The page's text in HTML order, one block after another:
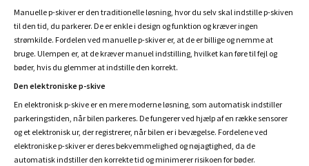
Manuelle p-skiver er den traditionelle løsning, hvor du selv skal indstille p-skiven
til den tid, du parkerer. De er enkle i design og funktion og kræver ingen
strømkilde. Fordelen ved manuelle p-skiver er, at de er billige og nemme at
bruge. Ulempen er, at de kræver manuel indstilling, hvilket kan føre til fejl og
bøder, hvis du glemmer at indstille den korrekt.
Den elektroniske p-skive
En elektronisk p-skive er en mere moderne løsning, som automatisk indstiller
parkeringstiden, når bilen parkeres. De fungerer ved hjælp af en række sensorer
og et elektronisk ur, der registrerer, når bilen er i bevægelse. Fordelene ved
elektroniske p-skiver er deres bekvemmelighed og nøjagtighed, da de
automatisk indstiller den korrekte tid og minimerer risikoen for bøder.